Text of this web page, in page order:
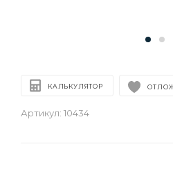
КАЛЬКУЛЯТОР
Артикул: 10434